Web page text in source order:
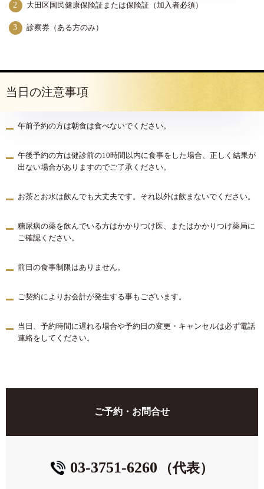
大田区国民健康保険証または保険証（加入者必須）
診察券（ある方のみ）
当日の注意事項
午前予約の方は朝食は食べないでください。
午後予約の方は健診前の10時間以内に食事をした場合、正しく結果が
出ない場合がありますのでご了承ください。
お茶とお水は飲んでも大丈夫です。それ以外は飲まないでください。
糖尿病の薬を飲んでいる方はかかりつけ医、またはかかりつけ薬局に
ご確認ください。
前日の食事制限はありません。
ご契約によりお会計が発生する事もございます。
当日、予約時間に遅れる場合や予約日の変更・キャンセルは必ず電話
連絡をしてください。
ご予約・お問合せ
03-3751-6260 （代表）